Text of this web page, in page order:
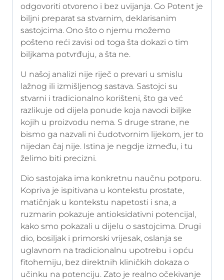
odgovoriti otvoreno i bez uvijanja. Go Potent je
biljni preparat sa stvarnim, deklarisanim
sastojcima. Ono što o njemu možemo
pošteno reći zavisi od toga šta dokazi o tim
biljkama potvrđuju, a šta ne.
U našoj analizi nije riječ o prevari u smislu
lažnog ili izmišljenog sastava. Sastojci su
stvarni i tradicionalno korišteni, što ga već
razlikuje od dijela ponude koja navodi biljke
kojih u proizvodu nema. S druge strane, ne
bismo ga nazvali ni čudotvornim lijekom, jer to
nijedan čaj nije. Istina je negdje između, i tu
želimo biti precizni.
Dio sastojaka ima konkretnu naučnu potporu.
Kopriva je ispitivana u kontekstu prostate,
matičnjak u kontekstu napetosti i sna, a
ruzmarin pokazuje antioksidativni potencijal,
kako smo pokazali u dijelu o sastojcima. Drugi
dio, bosiljak i primorski vrijesak, oslanja se
uglavnom na tradicionalnu upotrebu i opću
fitohemiju, bez direktnih kliničkih dokaza o
učinku na potenciju. Zato je realno očekivanje